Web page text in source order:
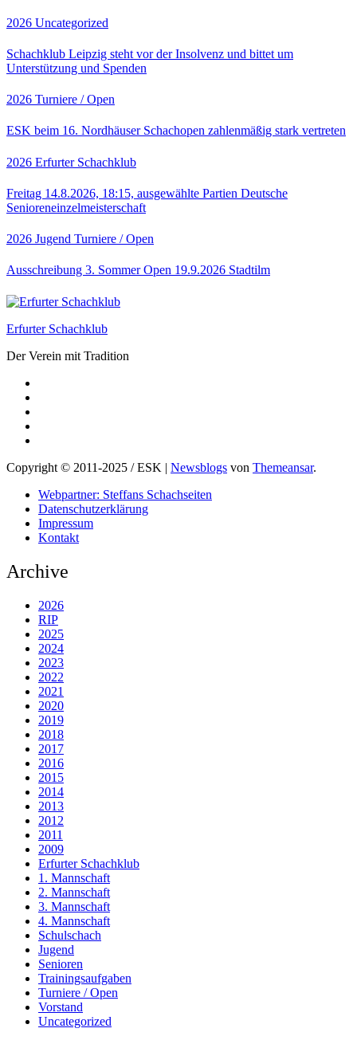
2026 Uncategorized
Schachklub Leipzig steht vor der Insolvenz und bittet um
Unterstützung und Spenden
2026 Turniere / Open
ESK beim 16. Nordhäuser Schachopen zahlenmäßig stark vertreten
2026 Erfurter Schachklub
Freitag 14.8.2026, 18:15, ausgewählte Partien Deutsche
Senioreneinzelmeisterschaft
2026 Jugend Turniere / Open
Ausschreibung 3. Sommer Open 19.9.2026 Stadtilm
Erfurter Schachklub
Der Verein mit Tradition
Copyright © 2011-2025 / ESK | Newsblogs von Themeansar.
Webpartner: Steffans Schachseiten
Datenschutzerklärung
Impressum
Kontakt
Archive
2026
RIP
2025
2024
2023
2022
2021
2020
2019
2018
2017
2016
2015
2014
2013
2012
2011
2009
Erfurter Schachklub
1. Mannschaft
2. Mannschaft
3. Mannschaft
4. Mannschaft
Schulschach
Jugend
Senioren
Trainingsaufgaben
Turniere / Open
Vorstand
Uncategorized